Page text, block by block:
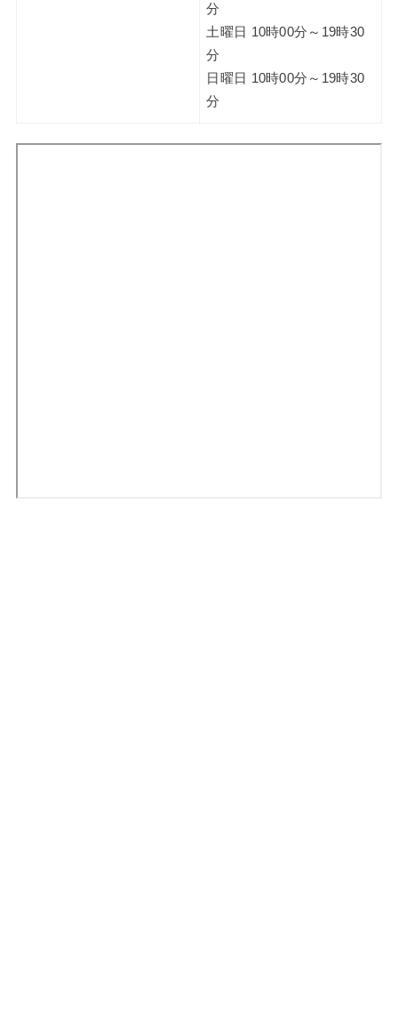
分
土曜日 10時00分～19時30
分
日曜日 10時00分～19時30
分